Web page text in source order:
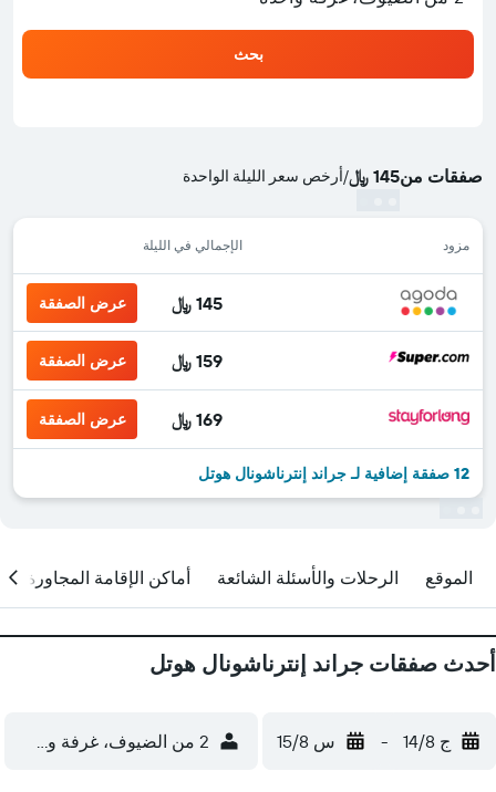
بحث
صفقات من145 ﷼ /أرخص سعر الليلة الواحدة
مزود الإجمالي في الليلة
145 ﷼ عرض الصفقة
159 ﷼ عرض الصفقة
169 ﷼ عرض الصفقة
12 صفقة إضافية لـ جراند إنترناشونال هوتل
الموقع الرحلات والأسئلة الشائعة أماكن الإقامة المجاورة
أحدث صفقات جراند إنترناشونال هوتل
ج 14/8 - س 15/8 2 من الضيوف، غرفة واحدة